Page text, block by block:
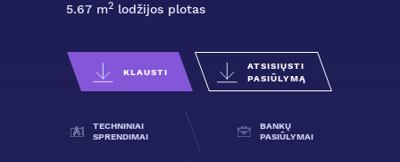
5.67 m2 lodžijos plotas
KLAUSTI
ATSISIŲSTI
PASIŪLYMĄ
TECHNINIAI
SPRENDIMAI
BANKŲ
PASIŪLYMAI